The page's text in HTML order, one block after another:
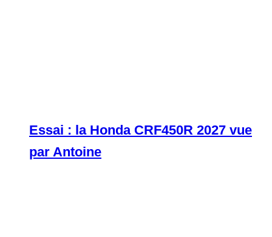
Essai : la Honda CRF450R 2027 vue
par Antoine